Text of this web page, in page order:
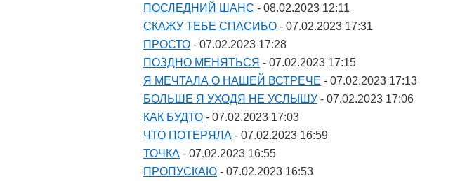
ПОСЛЕДНИЙ ШАНС - 08.02.2023 12:11
СКАЖУ ТЕБЕ СПАСИБО - 07.02.2023 17:31
ПРОСТО - 07.02.2023 17:28
ПОЗДНО МЕНЯТЬСЯ - 07.02.2023 17:15
Я МЕЧТАЛА О НАШЕЙ ВСТРЕЧЕ - 07.02.2023 17:13
БОЛЬШЕ Я УХОДЯ НЕ УСЛЫШУ - 07.02.2023 17:06
КАК БУДТО - 07.02.2023 17:03
ЧТО ПОТЕРЯЛА - 07.02.2023 16:59
ТОЧКА - 07.02.2023 16:55
ПРОПУСКАЮ - 07.02.2023 16:53